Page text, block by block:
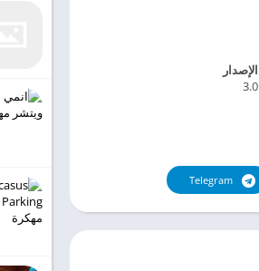
الإصدار
3.0
Telegram